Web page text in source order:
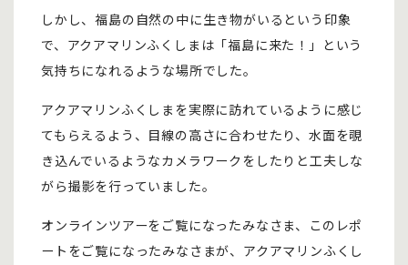
しかし、福島の自然の中に生き物がいるという印象
で、アクアマリンふくしまは「福島に来た！」という
気持ちになれるような場所でした。
アクアマリンふくしまを実際に訪れているように感じ
てもらえるよう、目線の高さに合わせたり、水面を覗
き込んでいるようなカメラワークをしたりと工夫しな
がら撮影を行っていました。
オンラインツアーをご覧になったみなさま、このレポ
ートをご覧になったみなさまが、アクアマリンふくし